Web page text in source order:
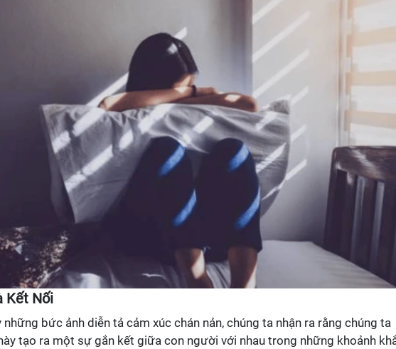
Kết Nối
những bức ảnh diễn tả cảm xúc chán nản, chúng ta nhận ra rằng chúng ta
tạo ra một sự gắn kết giữa con người với nhau trong những khoảnh